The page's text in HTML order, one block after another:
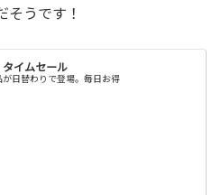
うです！
イムセール
日替わりで登場。毎日お得